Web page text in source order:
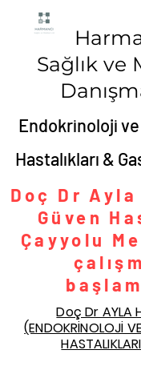
Sağlık ve
Endokrinoloji
Hastalıkları &
Doç Dr AYLA
(ENDOKRİNOLOJİ
Doç Dr Ayla
Güven
Çayyolu